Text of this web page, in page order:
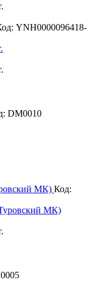
YNН0000096418-
DM0010
МК) Код: